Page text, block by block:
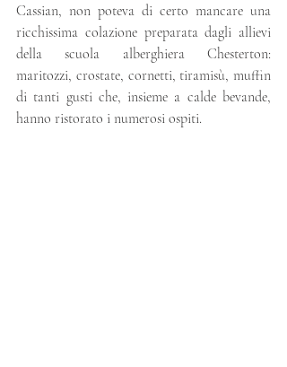
Cassian, non poteva di certo mancare una
ricchissima colazione preparata dagli allievi
della scuola alberghiera Chesterton:
maritozzi, crostate, cornetti, tiramisù, muffin
di tanti gusti che, insieme a calde bevande,
hanno ristorato i numerosi ospiti.